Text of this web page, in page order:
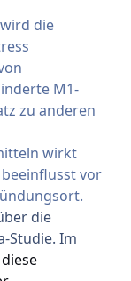
die
M1-
zu anderen
wirkt
beeinflusst vor
die
Studie. Im
diese